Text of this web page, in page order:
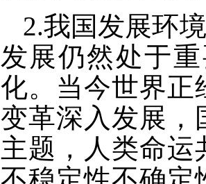
2.我国发展环
发展仍然处于
化。当今世界正
变革深入发展，
主题，人类命